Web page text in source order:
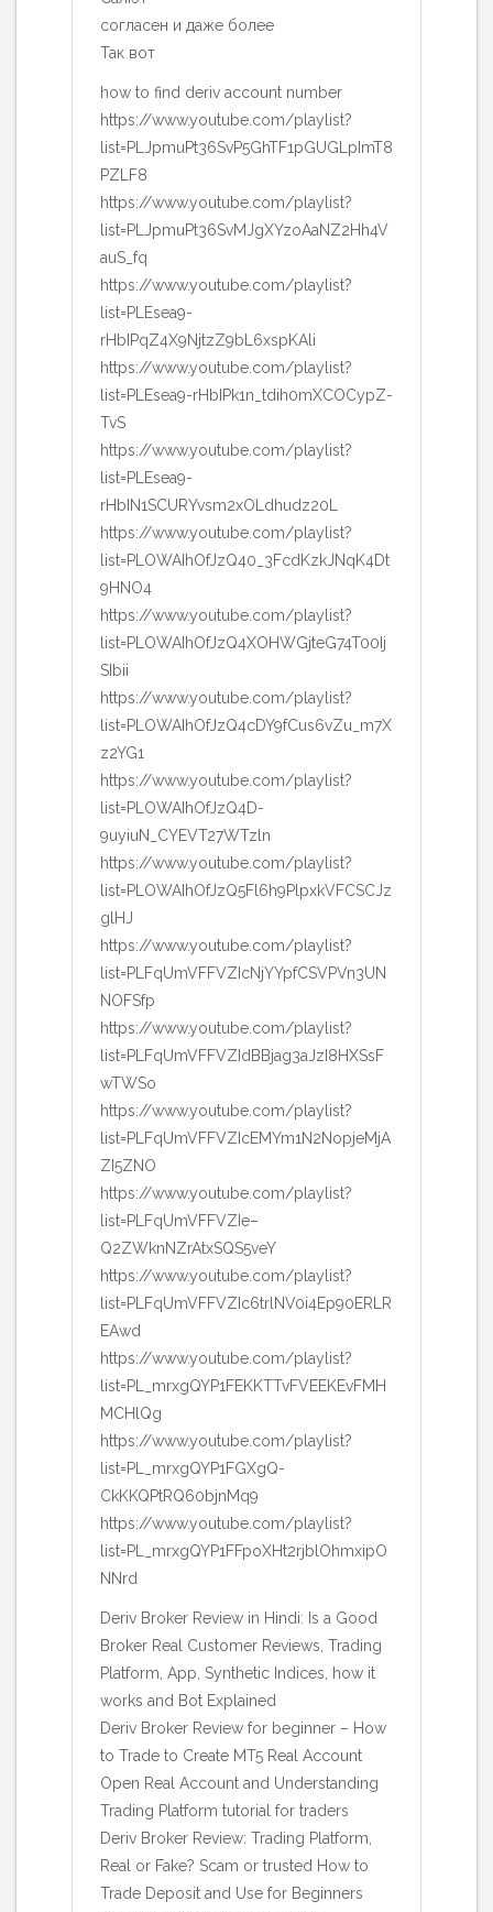
согласен и даже более
Так вот
how to find deriv account number
https://www.youtube.com/playlist?
list=PLJpmuPt36SvP5GhTF1pGUGLpImT8
PZLF8
https://www.youtube.com/playlist?
list=PLJpmuPt36SvMJgXYzoAaNZ2Hh4V
auS_fq
https://www.youtube.com/playlist?
list=PLEsea9-
rHbIPqZ4X9NjtzZ9bL6xspKAli
https://www.youtube.com/playlist?
list=PLEsea9-rHbIPk1n_tdih0mXCOCypZ-
TvS
https://www.youtube.com/playlist?
list=PLEsea9-
rHbIN1SCURYvsm2xOLdhudz20L
https://www.youtube.com/playlist?
list=PLOWAIhOfJzQ40_3FcdKzkJNqK4Dt
9HNO4
https://www.youtube.com/playlist?
list=PLOWAIhOfJzQ4XOHWGjteG74T00Ij
SIbii
https://www.youtube.com/playlist?
list=PLOWAIhOfJzQ4cDY9fCus6vZu_m7X
z2YG1
https://www.youtube.com/playlist?
list=PLOWAIhOfJzQ4D-
9uyiuN_CYEVT27WTzln
https://www.youtube.com/playlist?
list=PLOWAIhOfJzQ5Fl6h9PlpxkVFCSCJz
glHJ
https://www.youtube.com/playlist?
list=PLFqUmVFFVZIcNjYYpfCSVPVn3UN
NOFSfp
https://www.youtube.com/playlist?
list=PLFqUmVFFVZIdBBjag3aJzI8HXSsF
wTWSo
https://www.youtube.com/playlist?
list=PLFqUmVFFVZIcEMYm1N2NopjeMjA
ZI5ZNO
https://www.youtube.com/playlist?
list=PLFqUmVFFVZIe–
Q2ZWknNZrAtxSQS5veY
https://www.youtube.com/playlist?
list=PLFqUmVFFVZIc6trlNV0i4Ep90ERLR
EAwd
https://www.youtube.com/playlist?
list=PL_mrxgQYP1FEKKTTvFVEEKEvFMH
MCHlQg
https://www.youtube.com/playlist?
list=PL_mrxgQYP1FGXgQ-
CkKKQPtRQ60bjnMq9
https://www.youtube.com/playlist?
list=PL_mrxgQYP1FFpoXHt2rjblOhmxipO
NNrd
Deriv Broker Review in Hindi: Is a Good
Broker Real Customer Reviews, Trading
Platform, App, Synthetic Indices, how it
works and Bot Explained
Deriv Broker Review for beginner – How
to Trade to Create MT5 Real Account
Open Real Account and Understanding
Trading Platform tutorial for traders
Deriv Broker Review: Trading Platform,
Real or Fake? Scam or trusted How to
Trade Deposit and Use for Beginners